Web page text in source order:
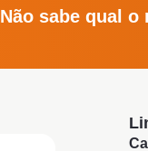
Não sabe qual